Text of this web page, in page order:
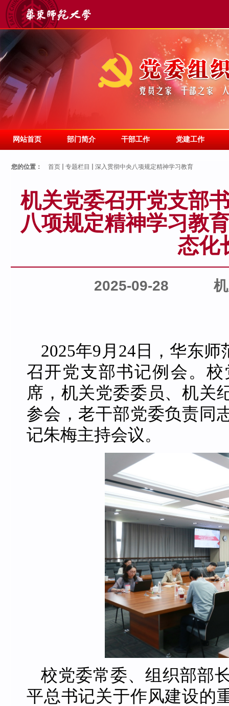
网站首页 部门简介 干部工作 党建工作
您的位置： 首页 专题栏目 深入贯彻中央八项规定精神学习教育
机关党委召开党支部
八项规定精神学习教
态化
2025-09-28
2025年9月24日，华东
召开党支部书记例会。
席，机关党委委员、机关
参会，老干部党委负责同
记朱梅主持会议。
校党委常委、组织部部
平总书记关于作风建设的